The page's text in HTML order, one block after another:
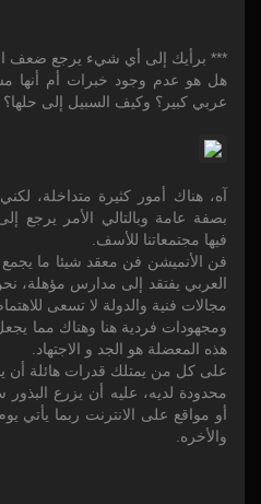
*** برأيك إلى أي شيء يرجع ضعف
هل هو عدم وجود خبرات أم أنها
عربي كبير؟ وكيف السبيل إلى حلها؟
آه، هناك أمور كثيرة متداخلة،
بصفة عامة وبالتالي الأمر يرجع
فيها مجتمعاتنا للأسف.
فن الأنميشن فن معقد شيئا ما يجمع
العربي يفتقد إلى مدارس مؤهلة،
مجالات فنية والدولة لا تسعى
ومجهودات فردية هنا وهناك مما
هذه المعضلة هو الجد و الاجتهاد.
على كل من يمتلك قدرات هائلة أن
محدودة لديه، عليه أن يزرع
أو مواقع على الانترنت ربما يأتي
والأخره.